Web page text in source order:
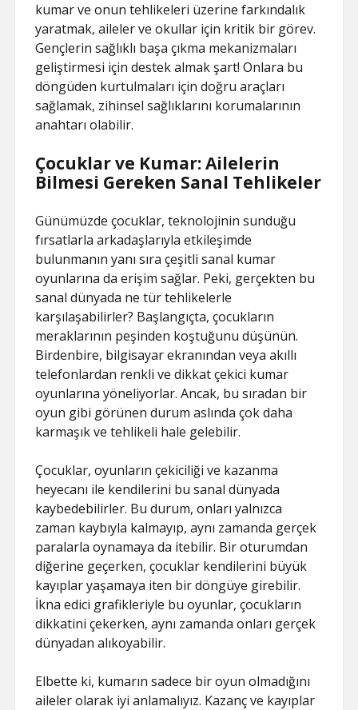
kumar ve onun tehlikeleri üzerine farkındalık
yaratmak, aileler ve okullar için kritik bir görev.
Gençlerin sağlıklı başa çıkma mekanizmaları
geliştirmesi için destek almak şart! Onlara bu
döngüden kurtulmaları için doğru araçları
sağlamak, zihinsel sağlıklarını korumalarının
anahtarı olabilir.
Çocuklar ve Kumar: Ailelerin
Bilmesi Gereken Sanal Tehlikeler
Günümüzde çocuklar, teknolojinin sunduğu
fırsatlarla arkadaşlarıyla etkileşimde
bulunmanın yanı sıra çeşitli sanal kumar
oyunlarına da erişim sağlar. Peki, gerçekten bu
sanal dünyada ne tür tehlikelerle
karşılaşabilirler? Başlangıçta, çocukların
meraklarının peşinden koştuğunu düşünün.
Birdenbire, bilgisayar ekranından veya akıllı
telefonlardan renkli ve dikkat çekici kumar
oyunlarına yöneliyorlar. Ancak, bu sıradan bir
oyun gibi görünen durum aslında çok daha
karmaşık ve tehlikeli hale gelebilir.
Çocuklar, oyunların çekiciliği ve kazanma
heyecanı ile kendilerini bu sanal dünyada
kaybedebilirler. Bu durum, onları yalnızca
zaman kaybıyla kalmayıp, aynı zamanda gerçek
paralarla oynamaya da itebilir. Bir oturumdan
diğerine geçerken, çocuklar kendilerini büyük
kayıplar yaşamaya iten bir döngüye girebilir.
İkna edici grafikleriyle bu oyunlar, çocukların
dikkatini çekerken, aynı zamanda onları gerçek
dünyadan alıkoyabilir.
Elbette ki, kumarın sadece bir oyun olmadığını
aileler olarak iyi anlamalıyız. Kazanç ve kayıplar